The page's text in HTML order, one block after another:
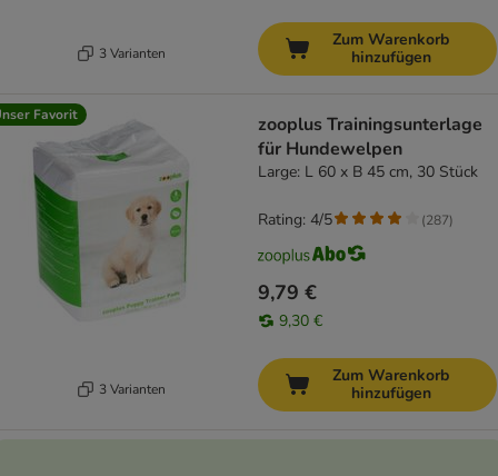
3 Varianten
Zum Warenkorb
hinzufügen
Favorit
3 Varianten
zooplus Trainingsunterlage
für Hundewelpen
Large: L 60 x B 45 cm, 30 Stück
9,79 €
9,30 €
Rating: 4/5 (287)
Zum Warenkorb
hinzufügen